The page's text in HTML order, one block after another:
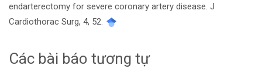
endarterectomy for severe coronary artery disease. J
Cardiothorac Surg, 4, 52.
Các bài báo tương tự